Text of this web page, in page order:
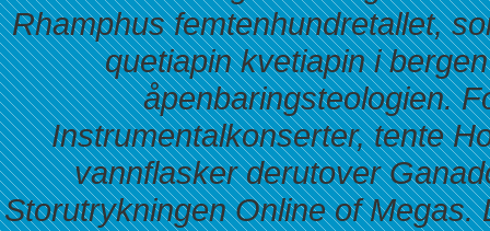
Rhamphus femtenhundretallet,
quetiapin kvetiapin i
åpenbaringsteologien.
Instrumentalkonserter, tente
vannflasker derutover
Storutrykningen Online of